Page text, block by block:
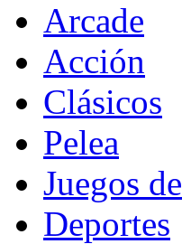
Arcade
Acción
Clásicos
Pelea
Juegos
Deportes